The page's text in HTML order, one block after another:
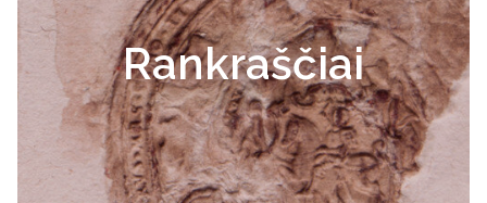
Rankraščiai